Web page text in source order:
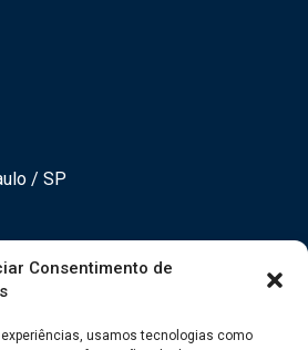
Consentimento de
usamos tecnologias como
/ SP